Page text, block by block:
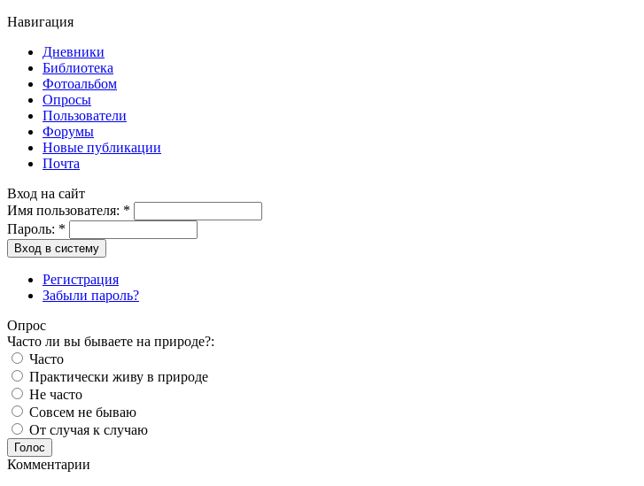
Навигация
Дневники
Библиотека
Фотоальбом
Опросы
Пользователи
Форумы
Новые публикации
Почта
Вход на сайт
Имя пользователя: *
Пароль: *
Вход в систему
Регистрация
Забыли пароль?
Опрос
Часто ли вы бываете на природе?:
Часто
Практически живу в природе
Не часто
Совсем не бываю
От случая к случаю
Голос
Комментарии